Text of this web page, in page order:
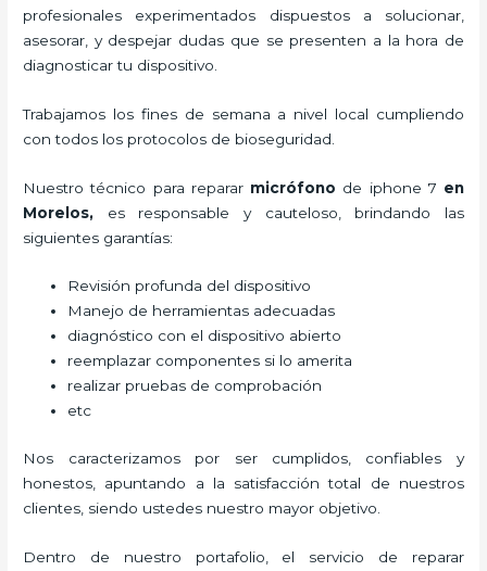
profesionales experimentados dispuestos a solucionar,
asesorar, y despejar dudas que se presenten a la hora de
diagnosticar tu dispositivo.
Trabajamos los fines de semana a nivel local cumpliendo
con todos los protocolos de bioseguridad.
Nuestro técnico para reparar micrófono de iphone 7 en
Morelos, es responsable y cauteloso, brindando las
siguientes garantías:
Revisión profunda del dispositivo
Manejo de herramientas adecuadas
diagnóstico con el dispositivo abierto
reemplazar componentes si lo amerita
realizar pruebas de comprobación
etc
Nos caracterizamos por ser cumplidos, confiables y
honestos, apuntando a la satisfacción total de nuestros
clientes, siendo ustedes nuestro mayor objetivo.
Dentro de nuestro portafolio, el servicio de reparar